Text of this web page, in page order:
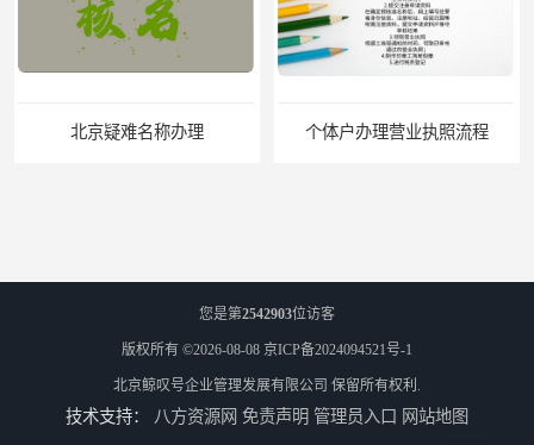
北京疑难名称办理 个体户办理营业执照流程
您是第2542903位访客
版权所有 ©2026-08-08 京ICP备2024094521号-1
北京鲸叹号企业管理发展有限公司 保留所有权利.
技术支持： 八方资源网 免责声明 管理员入口 网站地图